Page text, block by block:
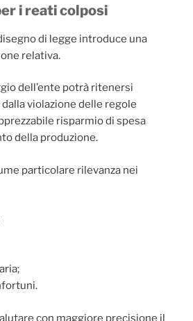
i reati colposi
di legge introduce una
relativa.
dell’ente potrà ritenersi
violazione delle regole
risparmio di spesa
della produzione.
particolare rilevanza nei
con maggiore precisione il